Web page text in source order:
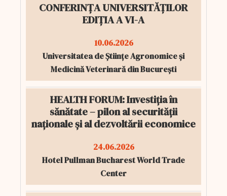
CONFERINȚA UNIVERSITĂȚILOR
EDIȚIA A VI-A
10.06.2026
Universitatea de Științe Agronomice și
Medicină Veterinară din București
HEALTH FORUM: Investiția în
sănătate – pilon al securității
naționale și al dezvoltării economice
24.06.2026
Hotel Pullman Bucharest World Trade
Center